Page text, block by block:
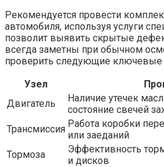
Рекомендуется провести
автомобиля, используя услуги
позволит выявить скрытые
всегда заметны при обычном
проверить следующие ключевые
Узел
Двигатель
Наличие утечек
состояние свечей
Трансмиссия Работа коробки
или заеданий
Тормоза
Эффективность
и дисков